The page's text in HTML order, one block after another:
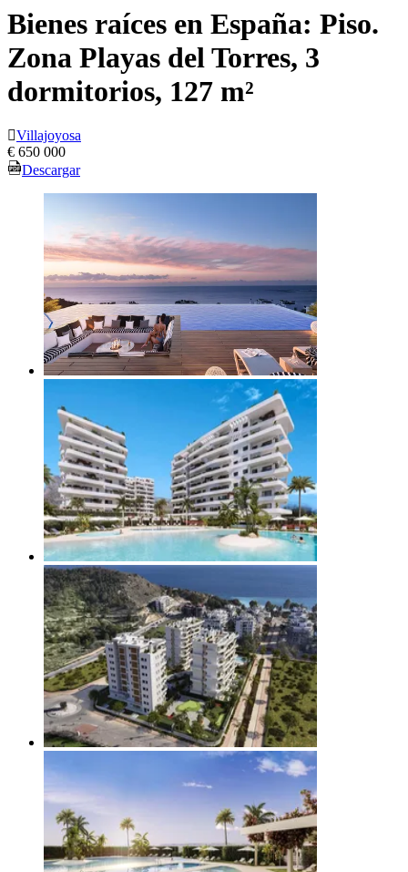
Bienes raíces en España: Piso.
Zona Playas del Torres, 3
dormitorios, 127 m²
Villajoyosa
€ 650 000
Descargar